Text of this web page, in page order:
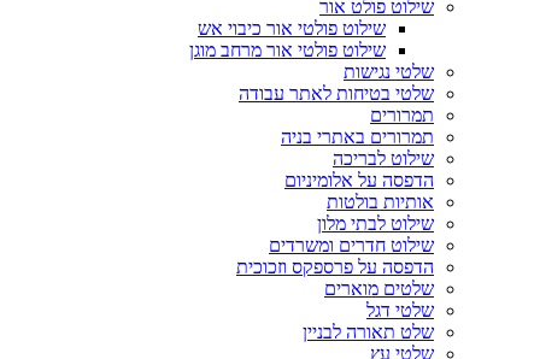
שילוט פולט אור
שילוט פולטי אור כיבוי אש
שילוט פולטי אור מרחב מוגן
שלטי נגישות
שלטי בטיחות לאתר עבודה
תמרורים
תמרורים באתרי בניה
שילוט לבריכה
הדפסה על אלומיניום
אותיות בולטות
שילוט לבתי מלון
שילוט חדרים ומשרדים
הדפסה על פרספקס וזכוכית
שלטים מוארים
שלטי דגל
שלט תאורה לבניין
שלטי עץ